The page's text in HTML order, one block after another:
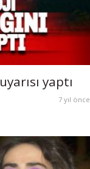
yaptı
7 yıl önce